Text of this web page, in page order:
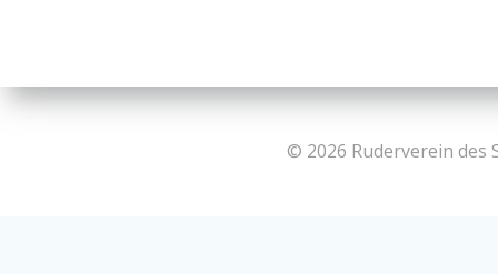
© 2026 Ruderverein des